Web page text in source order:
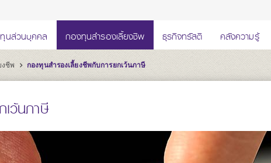
นส่วนบุคคล กองทุนสำรองเลี้ยงชีพ ธุรกิจทรัสตี คลังความรู้
งชีพ กองทุนสำรองเลี้ยงชีพกับการยกเว้นภาษี
ว้นภาษี